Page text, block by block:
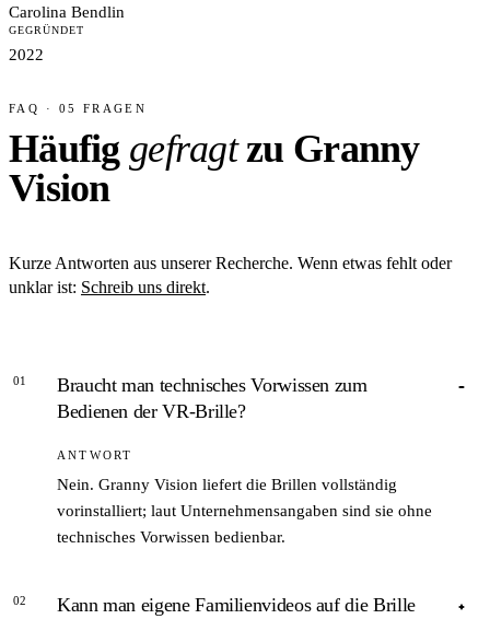
Carolina Bendlin
GEGRÜNDET
2022
FAQ · 05 FRAGEN
Häufig gefragtzu Granny
Vision
Kurze Antworten aus unserer Recherche. Wenn etwas fehlt oder
unklar ist: Schreib uns direkt.
01
Braucht man technisches Vorwissen zum
Bedienen der VR-Brille?
ANTWORT
Nein. Granny Vision liefert die Brillen vollständig
vorinstalliert; laut Unternehmensangaben sind sie ohne
technisches Vorwissen bedienbar.
02
Kann man eigene Familienvideos auf die Brille